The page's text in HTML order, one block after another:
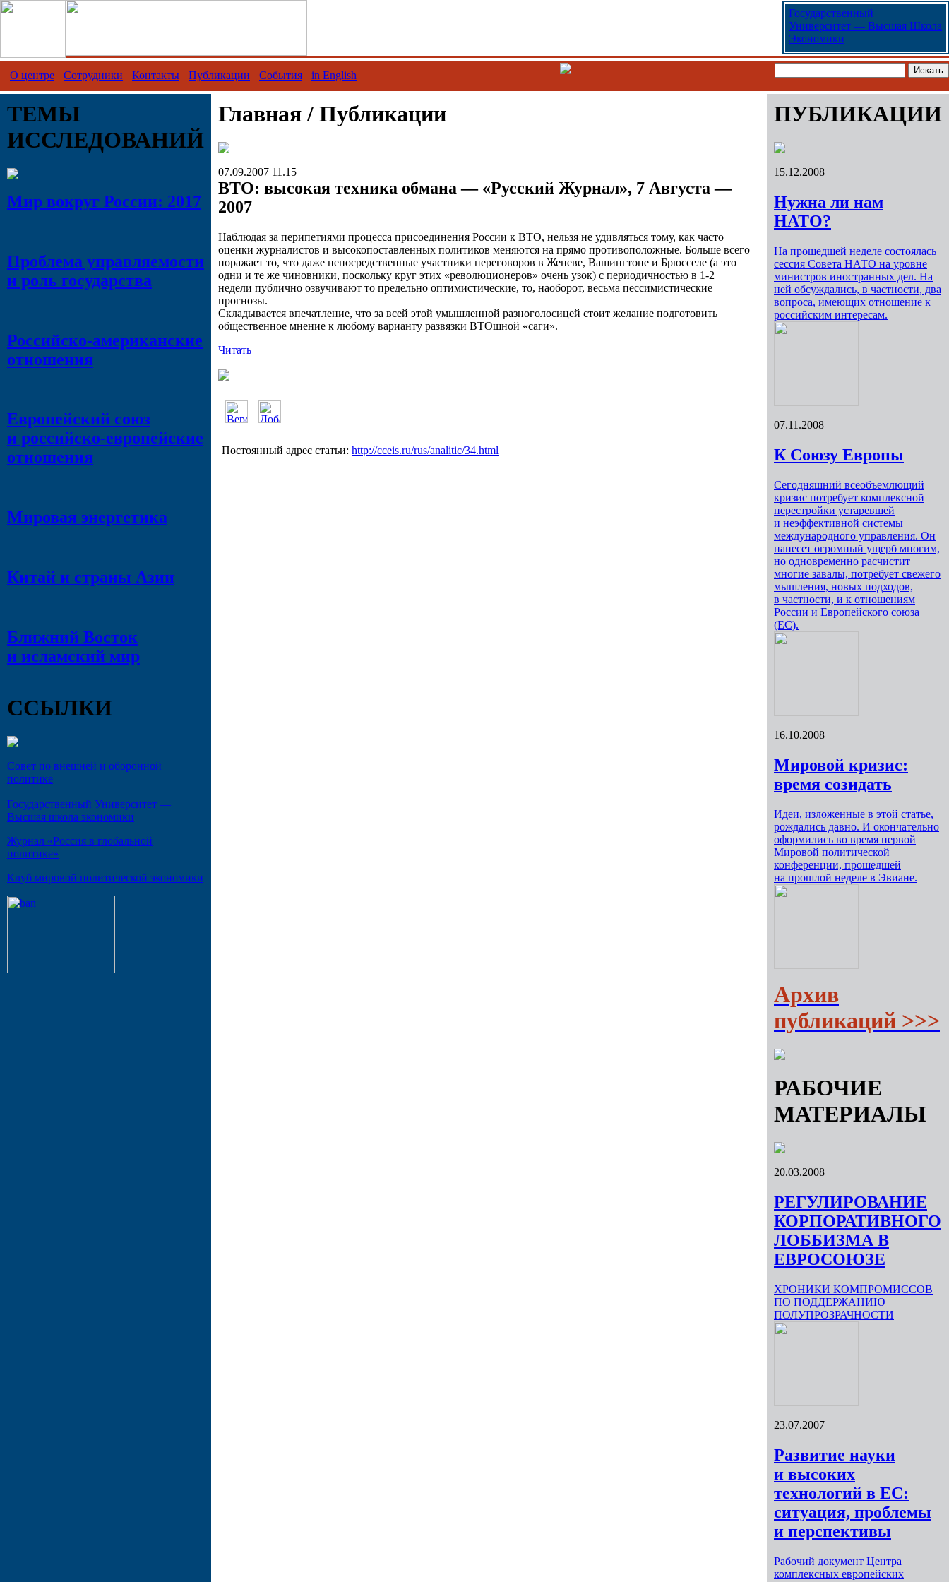
Государственный
Университет — Высшая Школа
Экономики
О центре Сотрудники Контакты Публикации События in English
ТЕМЫ
ИССЛЕДОВАНИЙ
Мир вокруг России: 2017
Проблема управляемости
и роль государства
Российско-американские
отношения
Европейский союз
и российско-европейские
отношения
Мировая энергетика
Китай и страны Азии
Ближний Восток
и исламский мир
ССЫЛКИ
Совет по внешней и оборонной
политике
Государственный Университет —
Высшая школа экономики
Журнал «Россия в глобальной
политике»
Клуб мировой политической экономики
Главная / Публикации
07.09.2007 11.15
ВТО: высокая техника обмана — «Русский Журнал», 7 Августа —
2007
Наблюдая за перипетиями процесса присоединения России к ВТО, нельзя не удивляться тому, как часто
оценки журналистов и высокопоставленных политиков меняются на прямо противоположные. Больше всего
поражает то, что даже непосредственные участники переговоров в Женеве, Вашингтоне и Брюсселе (а это
одни и те же чиновники, поскольку круг этих «революционеров» очень узок) с периодичностью в 1-2
недели публично озвучивают то предельно оптимистические, то, наоборот, весьма пессимистические
прогнозы.
Складывается впечатление, что за всей этой умышленной разноголосицей стоит желание подготовить
общественное мнение к любому варианту развязки ВТОшной «саги».
Читать
Постоянный адрес статьи: http://cceis.ru/rus/analitic/34.html
ПУБЛИКАЦИИ
15.12.2008
Нужна ли нам
НАТО?
На прошедшей неделе состоялась
сессия Совета НАТО на уровне
министров иностранных дел. На
ней обсуждались, в частности, два
вопроса, имеющих отношение к
российским интересам.
07.11.2008
К Союзу Европы
Сегодняшний всеобъемлющий
кризис потребует комплексной
перестройки устаревшей
и неэффективной системы
международного управления. Он
нанесет огромный ущерб многим,
но одновременно расчистит
многие завалы, потребует свежего
мышления, новых подходов,
в частности, и к отношениям
России и Европейского союза
(ЕС).
16.10.2008
Мировой кризис:
время созидать
Идеи, изложенные в этой статье,
рождались давно. И окончательно
оформились во время первой
Мировой политической
конференции, прошедшей
на прошлой неделе в Эвиане.
Архив
публикаций >>>
РАБОЧИЕ
МАТЕРИАЛЫ
20.03.2008
РЕГУЛИРОВАНИЕ
КОРПОРАТИВНОГО
ЛОББИЗМА В
ЕВРОСОЮЗЕ
ХРОНИКИ КОМПРОМИССОВ
ПО ПОДДЕРЖАНИЮ
ПОЛУПРОЗРАЧНОСТИ
23.07.2007
Развитие науки
и высоких
технологий в ЕС:
ситуация, проблемы
и перспективы
Рабочий документ Центра
комплексных европейских